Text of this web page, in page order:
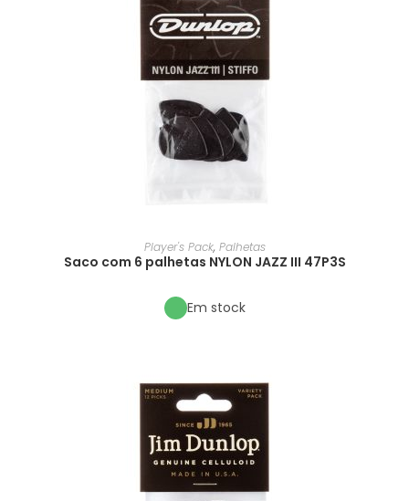
Player's Pack, Palhetas
Saco com 6 palhetas NYLON JAZZ III 47P3S
Em stock